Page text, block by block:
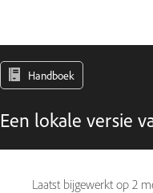
Handboek
Een lokale versie
Laatst bijgewerkt op 2